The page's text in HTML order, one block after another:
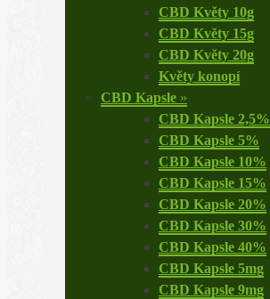
CBD Květy 10g
CBD Květy 15g
CBD Květy 20g
Květy konopí
CBD Kapsle »
CBD Kapsle 2,5%
CBD Kapsle 5%
CBD Kapsle 10%
CBD Kapsle 15%
CBD Kapsle 20%
CBD Kapsle 30%
CBD Kapsle 40%
CBD Kapsle 5mg
CBD Kapsle 9mg